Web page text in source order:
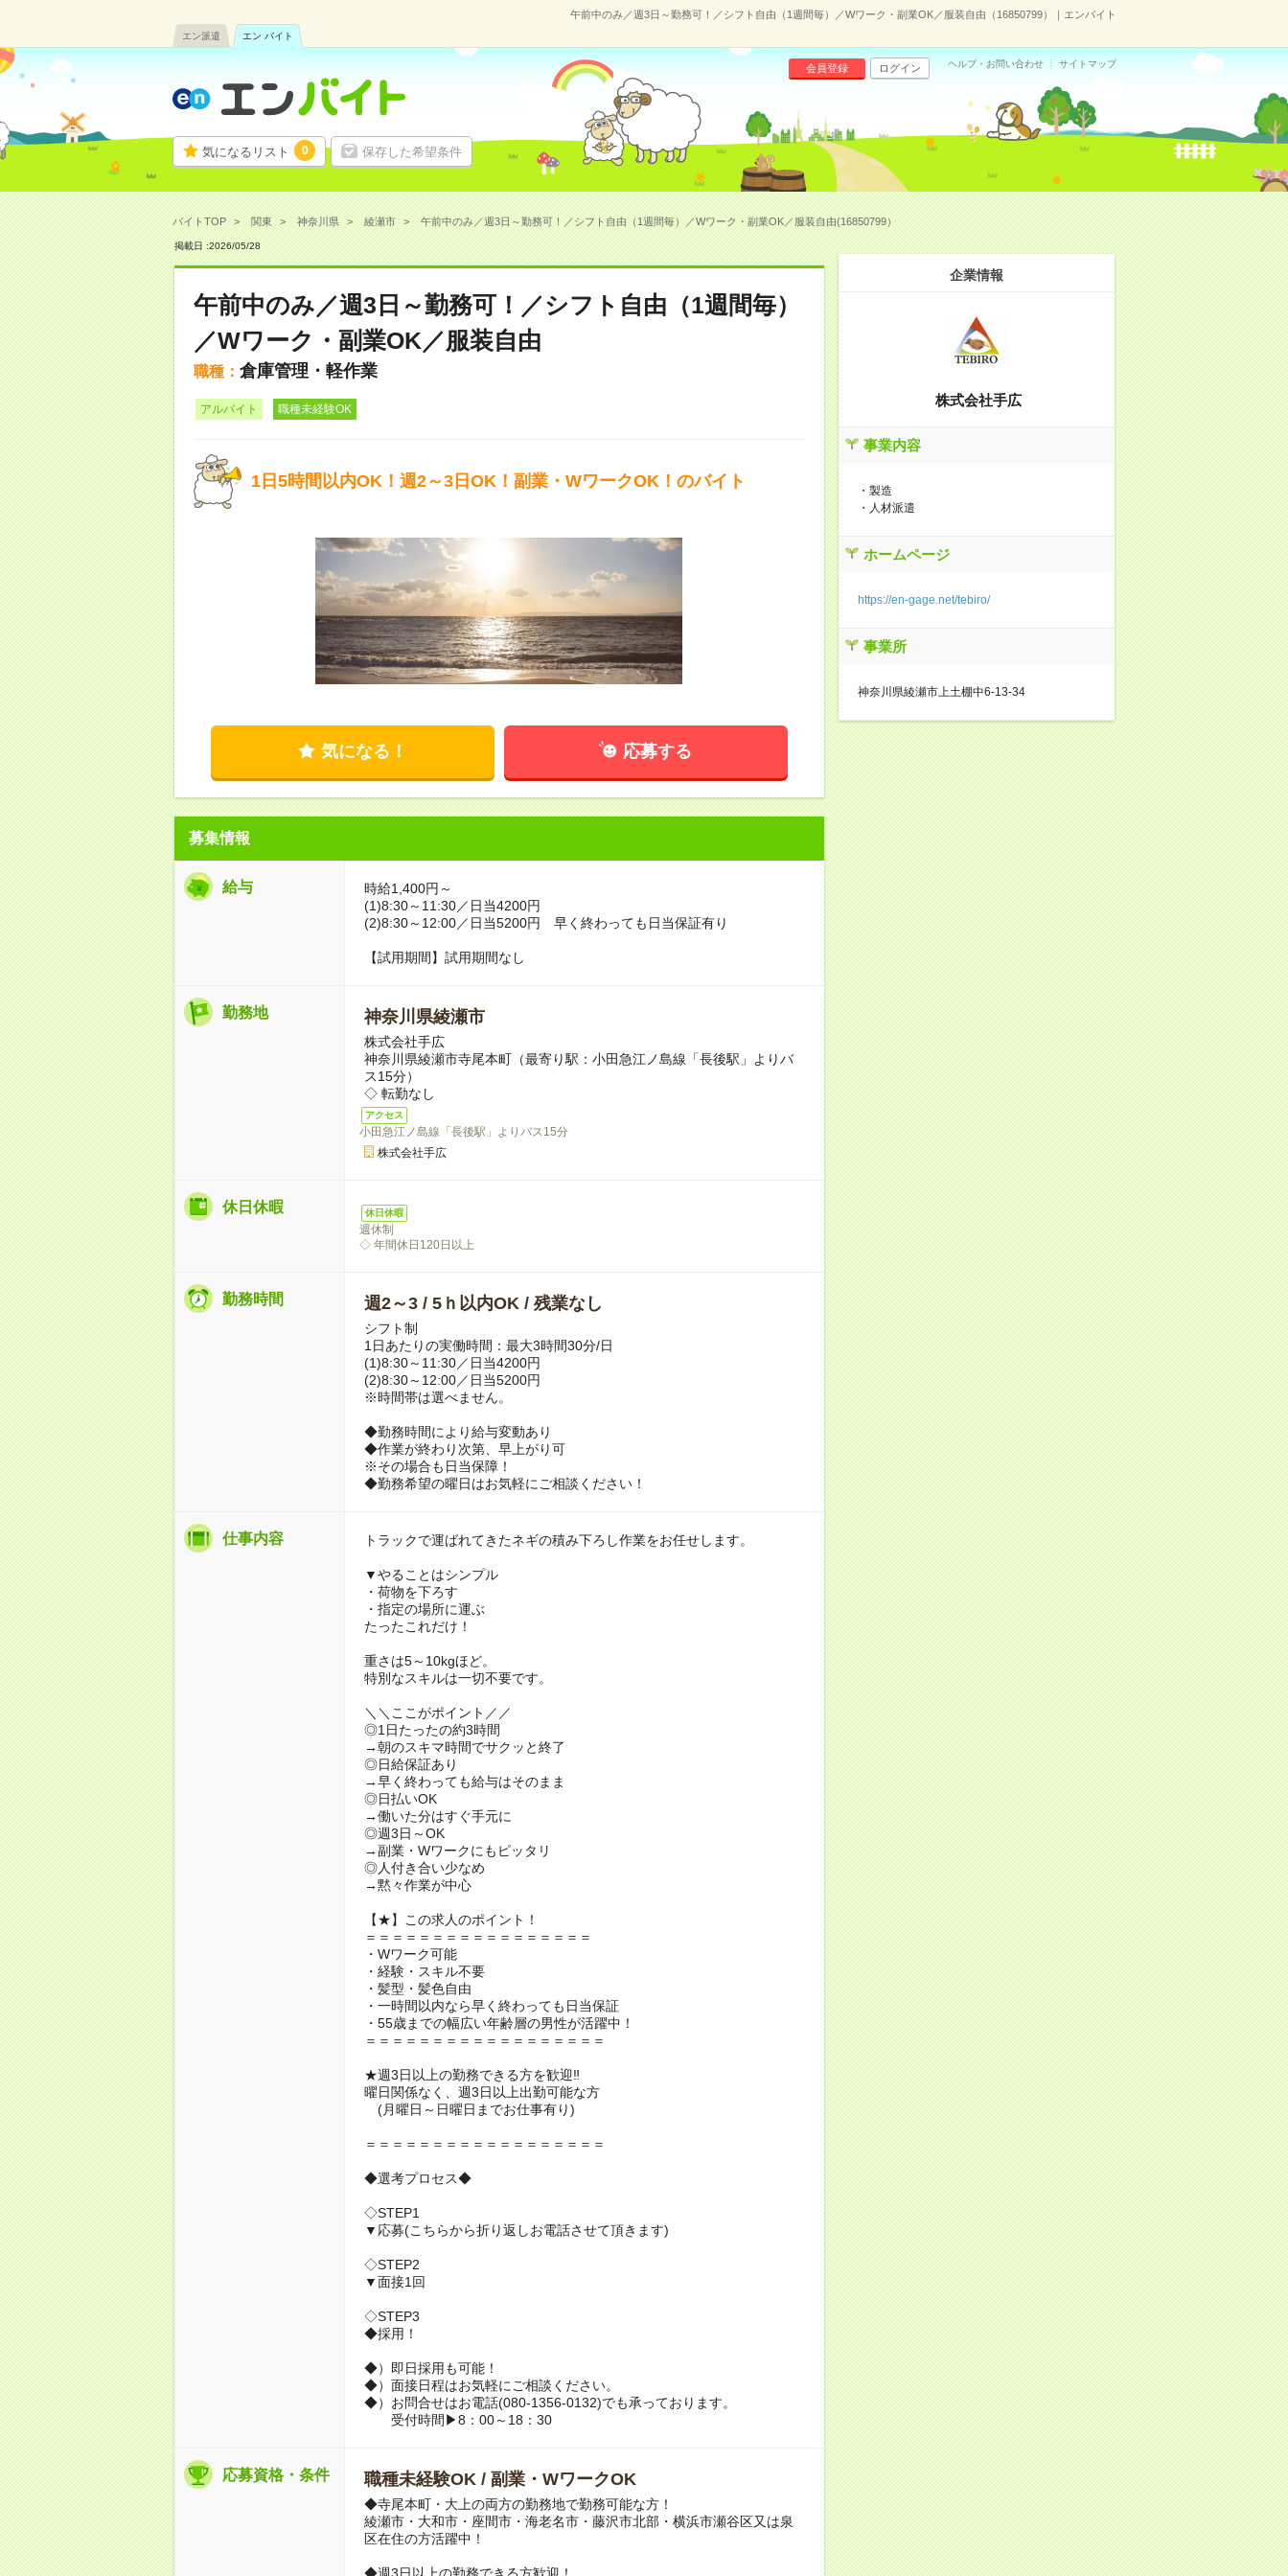
午前中のみ／週3日～勤務可！／シフト自由（1週間毎）／Wワーク・副業OK／服装自由（16850799）｜エンバイト
エン派遣 エン バイト
気になるリスト 0 保存した希望条件
会員登録 ログイン ヘルプ・お問い合わせ サイトマップ
バイトTOP 関東 神奈川県 綾瀬市 午前中のみ／週3日～勤務可！／シフト自由（1週間毎）／Wワーク・副業OK／服装自由(16850799）
掲載日 :2026/05/28
午前中のみ／週3日～勤務可！／シフト自由（1週間毎）
／Wワーク・副業OK／服装自由
職種： 倉庫管理・軽作業
アルバイト 職種未経験OK
1日5時間以内OK！週2～3日OK！副業・WワークOK！のバイト
気になる！ 応募する
募集情報
給与
時給1,400円～
(1)8:30～11:30／日当4200円
(2)8:30～12:00／日当5200円 早く終わっても日当保証有り
【試用期間】試用期間なし
勤務地 神奈川県綾瀬市
株式会社手広
神奈川県綾瀬市寺尾本町（最寄り駅：小田急江ノ島線「長後駅」よりバ
ス15分）
◇ 転勤なし
アクセス
小田急江ノ島線「長後駅」よりバス15分
株式会社手広
休日休暇 休日休暇
週休制
◇ 年間休日120日以上
勤務時間 週2～3 / 5ｈ以内OK / 残業なし
シフト制
1日あたりの実働時間：最大3時間30分/日
(1)8:30～11:30／日当4200円
(2)8:30～12:00／日当5200円
※時間帯は選べません。
◆勤務時間により給与変動あり
◆作業が終わり次第、早上がり可
※その場合も日当保障！
◆勤務希望の曜日はお気軽にご相談ください！
仕事内容 トラックで運ばれてきたネギの積み下ろし作業をお任せします。
▼やることはシンプル
・荷物を下ろす
・指定の場所に運ぶ
たったこれだけ！
重さは5～10kgほど。
特別なスキルは一切不要です。
＼＼ここがポイント／／
◎1日たったの約3時間
→朝のスキマ時間でサクッと終了
◎日給保証あり
→早く終わっても給与はそのまま
◎日払いOK
→働いた分はすぐ手元に
◎週3日～OK
→副業・Wワークにもピッタリ
◎人付き合い少なめ
→黙々作業が中心
【★】この求人のポイント！
＝＝＝＝＝＝＝＝＝＝＝＝＝＝＝＝＝
・Wワーク可能
・経験・スキル不要
・髪型・髪色自由
・一時間以内なら早く終わっても日当保証
・55歳までの幅広い年齢層の男性が活躍中！
＝＝＝＝＝＝＝＝＝＝＝＝＝＝＝＝＝＝
★週3日以上の勤務できる方を歓迎‼
曜日関係なく、週3日以上出勤可能な方
(月曜日～日曜日までお仕事有り)
＝＝＝＝＝＝＝＝＝＝＝＝＝＝＝＝＝＝
◆選考プロセス◆
◇STEP1
▼応募(こちらから折り返しお電話させて頂きます)
◇STEP2
▼面接1回
◇STEP3
◆採用！
◆）即日採用も可能！
◆）面接日程はお気軽にご相談ください。
◆）お問合せはお電話(080-1356-0132)でも承っております。
受付時間▶8：00～18：30
応募資格・条件 職種未経験OK / 副業・WワークOK
◆寺尾本町・大上の両方の勤務地で勤務可能な方！
綾瀬市・大和市・座間市・海老名市・藤沢市北部・横浜市瀬谷区又は泉
区在住の方活躍中！
◆週3日以上の勤務できる方歓迎！
企業情報
株式会社手広
事業内容
・製造
・人材派遣
ホームページ
https://en-gage.net/tebiro/
事業所
神奈川県綾瀬市上土棚中6-13-34